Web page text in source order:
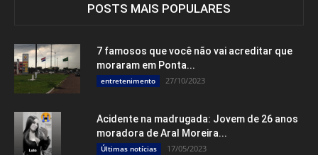
POSTS MAIS POPULARES
7 famosos que você não vai acreditar que
moraram em Ponta...
entretenimento 27/10/2023
Acidente na madrugada: Jovem de 26 anos
moradora de Aral Moreira...
Últimas notícias 17/05/2023